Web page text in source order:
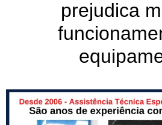
prejudica